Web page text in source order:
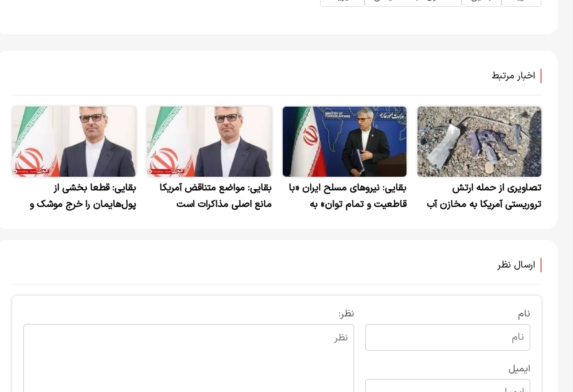
اخبار مرتبط
تصاویری از حمله ارتش
تروریستی آمریکا به مخازن آب
بقایی: نیروهای مسلح ایران «با
قاطعیت و تمام توان» به
بقایی: مواضع متناقض آمریکا
مانع اصلی مذاکرات است
بقایی: قطعا بخشی از
پول‌هایمان را خرج موشک و
ارسال نظر
نام
ایمیل
نظر: